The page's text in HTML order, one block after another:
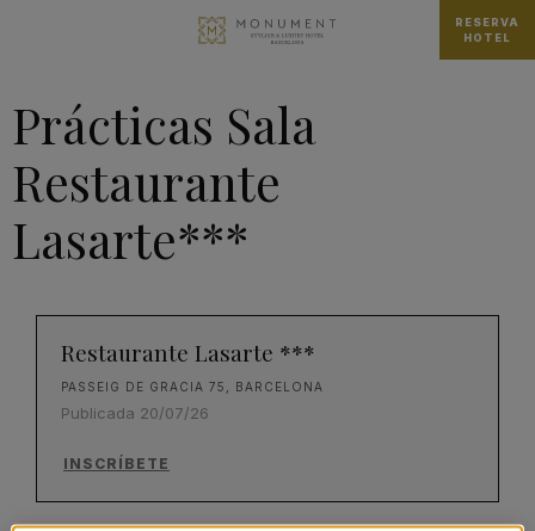
RESERVA
HOTEL
Prácticas Sala
Restaurante
Lasarte***
Restaurante Lasarte ***
PASSEIG DE GRACIA 75, BARCELONA
Publicada 20/07/26
INSCRÍBETE